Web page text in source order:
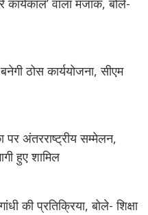
कार्यकाल’ वाला मजाक, बोले-
ठोस कार्ययोजना, सीएम
पर अंतरराष्ट्रीय सम्मेलन,
हुए शामिल
की प्रतिक्रिया, बोले- शिक्षा